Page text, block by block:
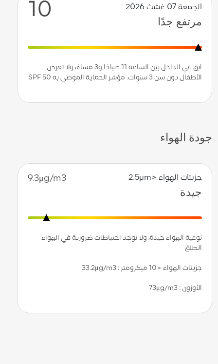
الجمعة 07 غشث 2026
مرتفع جدًا
10
ابق في الداخل بين الساعة 11 صباحًا و3 مساءً، ولا تعرض
الأطفال دون سن 3 سنوات. مؤشر الحماية الموصى به SPF 50
جودة الهواء
جزيئات الهواء <2.5µm
جيدة
9.3μg/m3
نوعية الهواء جيدة، ولا توجد احتياطات ضرورية في الهواء
الطلق
جزيئات الهواء <10 ميكرومتر : 33.2μg/m3
الأوزون : 73μg/m3